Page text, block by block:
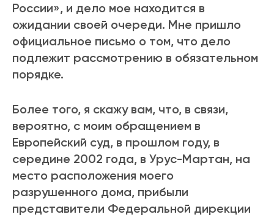
России», и дело мое находится в
ожидании своей очереди. Мне пришло
официальное письмо о том, что дело
подлежит рассмотрению в обязательном
порядке.
Более того, я скажу вам, что, в связи,
вероятно, с моим обращением в
Европейский суд, в прошлом году, в
середине 2002 года, в Урус-Мартан, на
место расположения моего
разрушенного дома, прибыли
представители Федеральной дирекции